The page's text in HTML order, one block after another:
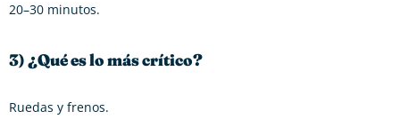
20–30 minutos.
3) ¿Qué es lo más crítico?
Ruedas y frenos.